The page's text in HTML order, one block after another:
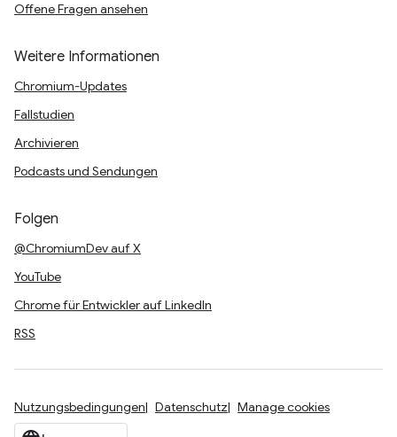
Offene Fragen ansehen
Weitere Informationen
Chromium-Updates
Fallstudien
Archivieren
Podcasts und Sendungen
Folgen
@ChromiumDev auf X
YouTube
Chrome für Entwickler auf LinkedIn
RSS
Nutzungsbedingungen Datenschutz Manage cookies